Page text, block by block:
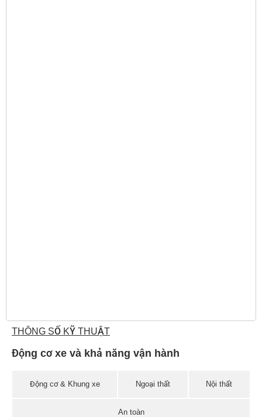
THÔNG SỐ KỸ THUẬT
Động cơ xe và khả năng vận hành
Động cơ & Khung xe Ngoại thất Nội thất
An toàn